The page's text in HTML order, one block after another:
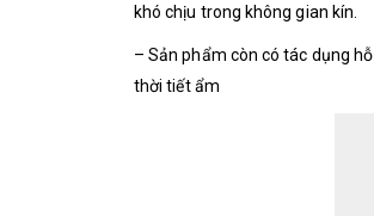
khó chịu trong không gian kín.
– Sản phẩm còn có tác dụng
thời tiết ẩm